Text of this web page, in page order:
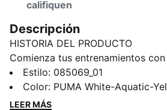
califiquen
Descripción
HISTORIA DEL PRODUCTO
Comienza tus entrenamientos
de diseño redondo y duradero. Los
proporcionan un vuelo uniforme,
espuma EVA aporta un tacto
Estilo: 085069_01
Color: PUMA White-Aquatic-
LEER MÁS